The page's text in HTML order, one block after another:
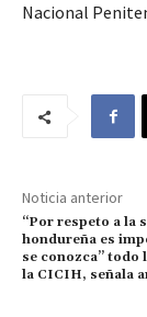
Nacional
Noticia anterior
“Por respeto a la
hondureña es
se conozca” todo
la CICIH, señala